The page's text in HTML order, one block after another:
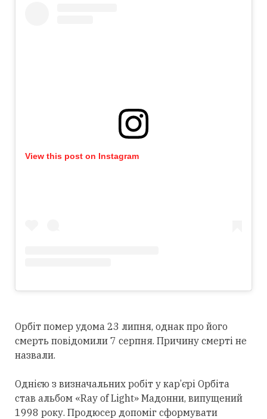
View this post on Instagram
Орбіт помер удома 23 липня, однак про його
смерть повідомили 7 серпня. Причину смерті не
назвали.
Однією з визначальних робіт у кар’єрі Орбіта
став альбом «Ray of Light» Мадонни, випущений
1998 року. Продюсер допоміг сформувати